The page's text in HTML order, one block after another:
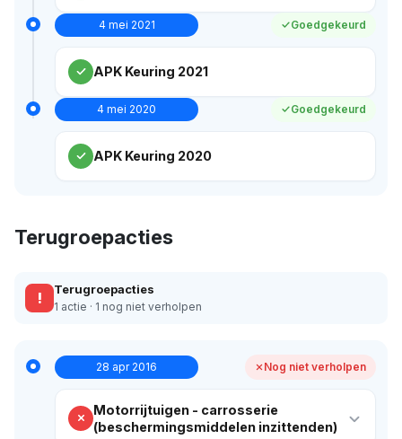
4 mei 2021 Goedgekeurd
APK Keuring 2021
4 mei 2020 Goedgekeurd
APK Keuring 2020
Terugroepacties
! Terugroepacties
1 actie · 1 nog niet verholpen
28 apr 2016 Nog niet verholpen
Motorrijtuigen - carrosserie
(beschermingsmiddelen inzittenden)